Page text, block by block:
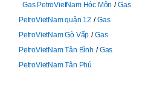
Gas PetroVietNam Hóc Môn
Gas
PetroVietNam quận 12
Gas
PetroVietNam Gò Vấp
Gas
PetroVietNam Tân Bình
Gas
PetroVietNam Tân Phú